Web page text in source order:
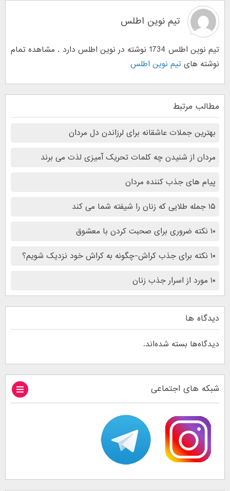
تیم نوین اطلس
تیم نوین اطلس 1734 نوشته در نوین اطلس دارد . مشاهده تمام
نوشته های تیم نوین اطلس
مطالب مرتبط
بهترین جملات عاشقانه برای لرزاندن دل مردان
مردان از شنیدن چه کلمات تحریک آمیزی لذت می برند
پیام های جذب کننده مردان
۱۵ جمله طلایی که زنان را شیفته شما می کند
۱۰ نکته ضروری برای صحبت کردن با معشوق
۱۰ نکته برای جذب کراش-چگونه به کراش خود نزدیک شویم؟
۱۰ مورد از اسرار جذب زنان
دیدگاه ها
دیدگاه‌ها بسته شده‌اند.
شبکه های اجتماعی